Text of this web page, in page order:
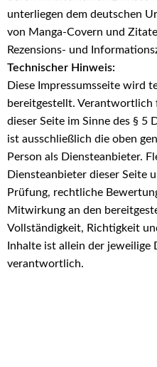
unterliegen dem deutschen
von Manga-Covern und
Rezensions- und
Technischer Hinweis:
Diese Impressumsseite wird
bereitgestellt. Verantwortlich
dieser Seite im Sinne des § 5
ist ausschließlich die oben
Person als Diensteanbieter.
Diensteanbieter dieser Seite
Prüfung, rechtliche
Mitwirkung an den
Vollständigkeit, Richtigkeit
Inhalte ist allein der jeweilige
verantwortlich.